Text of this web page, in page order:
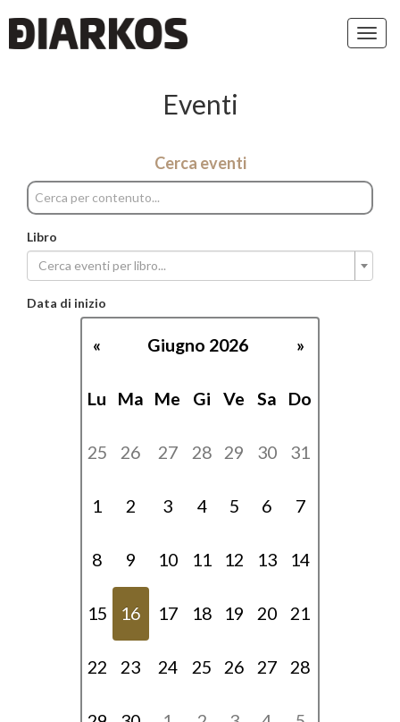
Eventi
Cerca eventi
Libro
Cerca eventi per libro...
Data di inizio
« Giugno 2026 »
Lu Ma Me Gi Ve Sa Do
25 26 27 28 29 30 31
1 2 3 4 5 6 7
8 9 10 11 12 13 14
15 16 17 18 19 20 21
22 23 24 25 26 27 28